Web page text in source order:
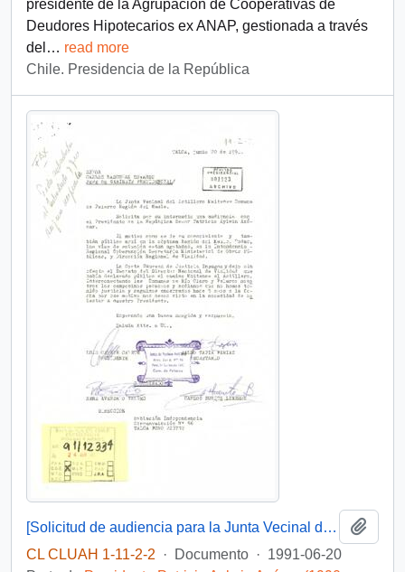
presidente de la Agrupación de Cooperativas de
Deudores Hipotecarios ex ANAP, gestionada a través
del … read more
Chile. Presidencia de la República
[Solicitud de audiencia para la Junta Vecinal del Astillero Maitenes]
CL CLUAH 1-11-2-2
· Documento · 1991-06-20